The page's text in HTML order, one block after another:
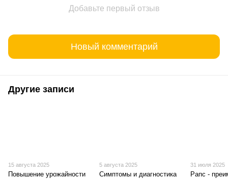
Добавьте первый отзыв
Новый комментарий
Другие записи
15 августа 2025
Повышение урожайности
5 августа 2025
Симптомы и диагностика
31 июля 2025
Рапс -